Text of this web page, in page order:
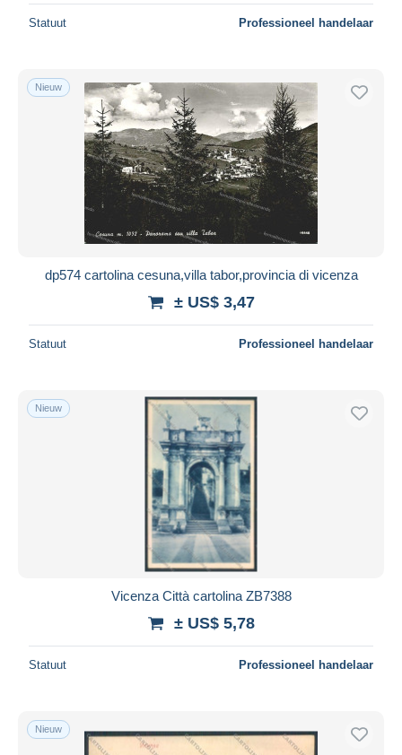
Statuut Professioneel handelaar
Nieuw
dp574 cartolina cesuna,villa tabor,provincia di vicenza
± US$ 3,47
Statuut Professioneel handelaar
Nieuw
Vicenza Città cartolina ZB7388
± US$ 5,78
Statuut Professioneel handelaar
Nieuw